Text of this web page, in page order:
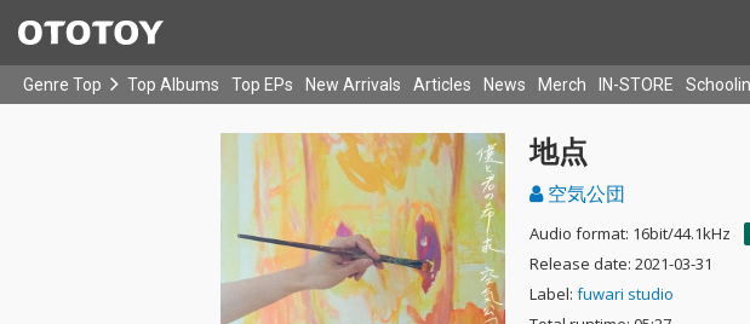
Genre Top Top Albums Top EPs New Arrivals Articles News Merch IN-STORE
地点
空気公団
Audio format: 16bit/44.1kHz
Release date: 2021-03-31
Label: fuwari studio